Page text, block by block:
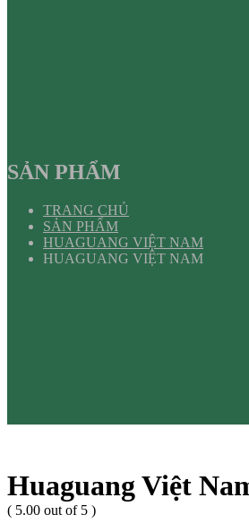
SẢN PHẨM
TRANG CHỦ
SẢN PHẨM
HUAGUANG VIỆT NAM
HUAGUANG VIỆT NAM
Huaguang Việt
( 5.00 out of 5 )